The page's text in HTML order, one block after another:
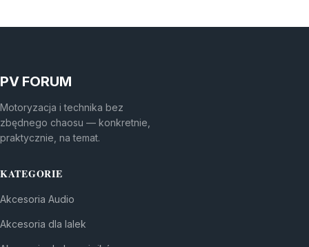
PV FORUM
Motoryzacja i technika bez
zbędnego chaosu — konkretnie,
praktycznie, na temat.
KATEGORIE
Akcesoria Audio
Akcesoria dla lalek